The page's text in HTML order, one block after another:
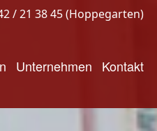
/ 21 38 45 (Hoppegarten)
Unternehmen Kontakt